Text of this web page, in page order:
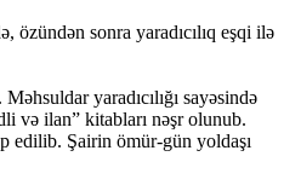
özündən sonra yaradıcılıq eşqi ilə
yaradıcılığı sayəsində
və ilan” kitabları nəşr olunub.
edilib. Şairin ömür-gün yoldaşı